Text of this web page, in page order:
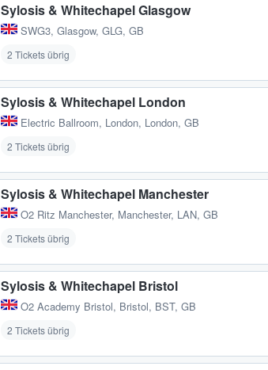
Sylosis & Whitechapel Glasgow
SWG3, Glasgow, GLG, GB
2 Tickets übrig
Sylosis & Whitechapel London
Electric Ballroom, London, London, GB
2 Tickets übrig
Sylosis & Whitechapel Manchester
O2 Ritz Manchester, Manchester, LAN, GB
2 Tickets übrig
Sylosis & Whitechapel Bristol
O2 Academy Bristol, Bristol, BST, GB
2 Tickets übrig